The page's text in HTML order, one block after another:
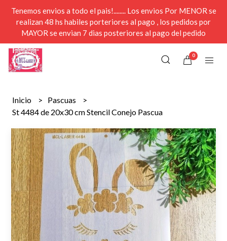
Tenemos envios a todo el pais!........ Los envios Por MENOR se
realizan 48 hs habiles porteriores al pago , los pedidos por
MAYOR se envian 7 dias posteriores al pago del pedido
0
Inicio
Pascuas
St 4484 de 20x30 cm Stencil Conejo Pascua